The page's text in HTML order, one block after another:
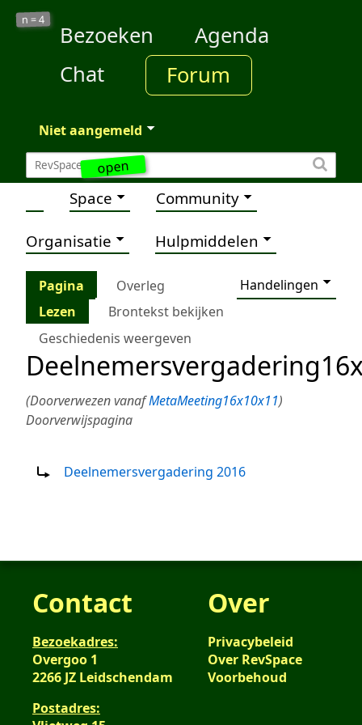
open
n =4
Bezoeken
Agenda
Chat
Forum
Niet aangemeld
Space Community
Organisatie Hulpmiddelen
Pagina Overleg
Handelingen
Lezen
Brontekst bekijken
Geschiedenis weergeven
(Doorverwezen vanafMetaMeeting16x10x11)
Doorverwijspagina
Deelnemersvergadering 2016
Contact
Bezoekadres:
Overgoo 1
2266 JZ Leidschendam
Postadres:
Over
Privacybeleid
Over RevSpace
Voorbehoud